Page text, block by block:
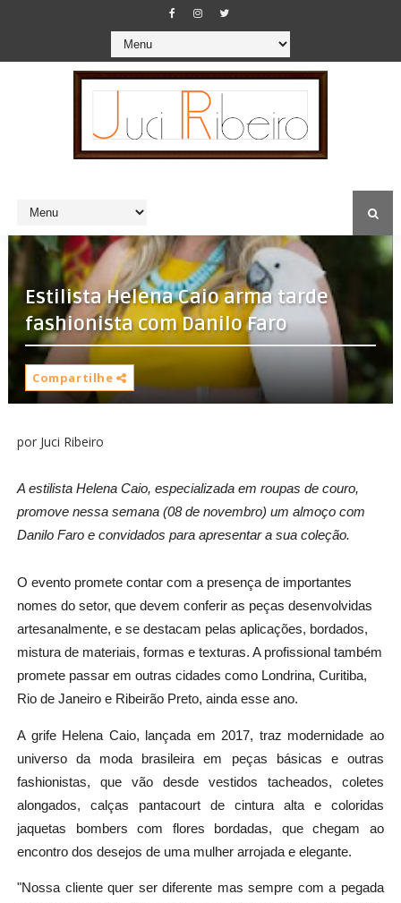
Estilista Helena Caio arma tarde
fashionista com Danilo Faro
Compartilhe
por Juci Ribeiro
A estilista Helena Caio, especializada em roupas de couro,
promove nessa semana (08 de novembro) um almoço com
Danilo Faro e convidados para apresentar a sua coleção.
O evento promete contar com a presença de importantes
nomes do setor, que devem conferir as peças desenvolvidas
artesanalmente, e se destacam pelas aplicações, bordados,
mistura de materiais, formas e texturas. A profissional também
promete passar em outras cidades como Londrina, Curitiba,
Rio de Janeiro e Ribeirão Preto, ainda esse ano.
A grife Helena Caio, lançada em 2017, traz modernidade ao
universo da moda brasileira em peças básicas e outras
fashionistas, que vão desde vestidos tacheados, coletes
alongados, calças pantacourt de cintura alta e coloridas
jaquetas bombers com flores bordadas, que chegam ao
encontro dos desejos de uma mulher arrojada e elegante.
"Nossa cliente quer ser diferente mas sempre com a pegada